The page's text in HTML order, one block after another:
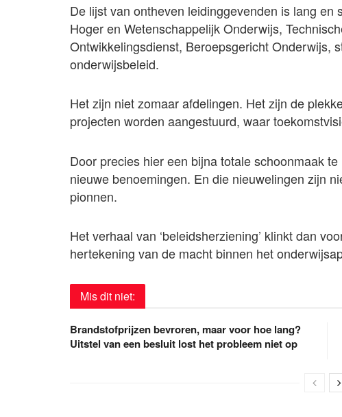
De lijst van ontheven leidinggevenden is lang
Hoger en Wetenschappelijk Onderwijs,
Ontwikkelingsdienst, Beroepsgericht Onderwijs,
onderwijsbeleid.
Het zijn niet zomaar afdelingen. Het zijn de
projecten worden aangestuurd, waar
Door precies hier een bijna totale schoonmaak
nieuwe benoemingen. En die nieuwelingen zijn
pionnen.
Het verhaal van ‘beleidsherziening’ klinkt dan
hertekening van de macht binnen het
Mis dit niet:
Brandstofprijzen bevroren, maar voor hoe lang?
Uitstel van een besluit lost het probleem niet op